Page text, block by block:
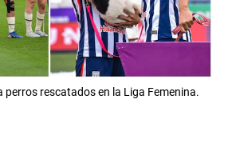
perros rescatados en la Liga Femenina.